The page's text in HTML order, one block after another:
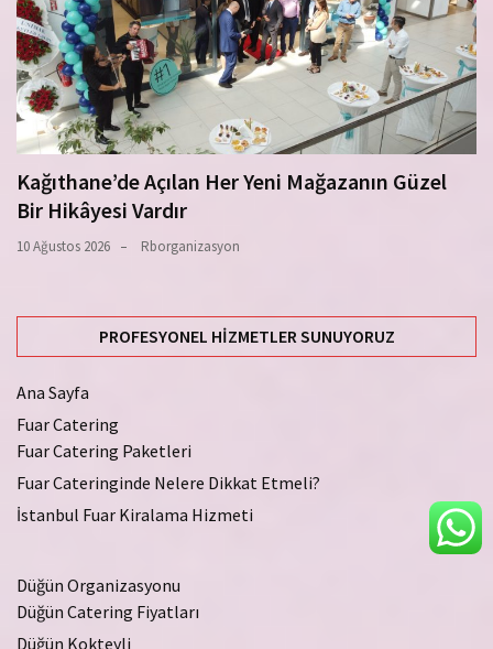
Kağıthane’de Açılan Her Yeni Mağazanın Güzel
Bir Hikâyesi Vardır
10 Ağustos 2026 Rborganizasyon
PROFESYONEL HIZMETLER SUNUYORUZ
Ana Sayfa
Fuar Catering
Fuar Catering Paketleri
Fuar Cateringinde Nelere Dikkat Etmeli?
İstanbul Fuar Kiralama Hizmeti
Düğün Organizasyonu
Düğün Catering Fiyatları
Düğün Kokteyli